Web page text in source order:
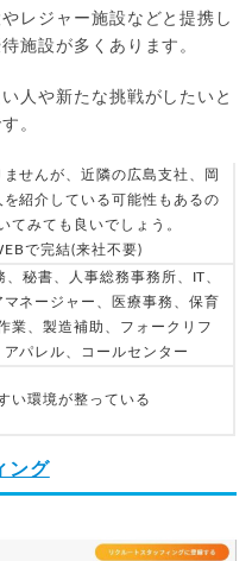
レジャー施設などと提携し
施設が多くあります。
人や新たな挑戦がしたいと
。
せんが、近隣の広島支社、岡
紹介している可能性もあるの
てみても良いでしょう。
で完結(来社不要)
秘書、人事総務事務所、IT、
ネージャー、医療事務、保育
業、製造補助、フォークリフ
アパレル、コールセンター
い環境が整っている
ング